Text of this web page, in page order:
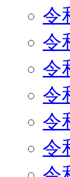
令
令
令
令
令
令